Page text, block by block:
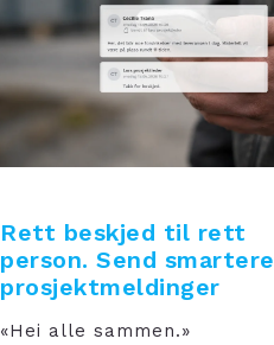
Rett beskjed til rett
person. Send smartere
prosjektmeldinger
«Hei alle sammen.»